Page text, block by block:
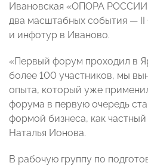
Ивановская «ОПОРА
два масштабных события — II
и инфотур в Иваново.
«Первый форум проходил в
более 100 участников, мы
опыта, который уже
форума в первую очередь
формой бизнеса, как
Наталья Ионова.
В рабочую группу по